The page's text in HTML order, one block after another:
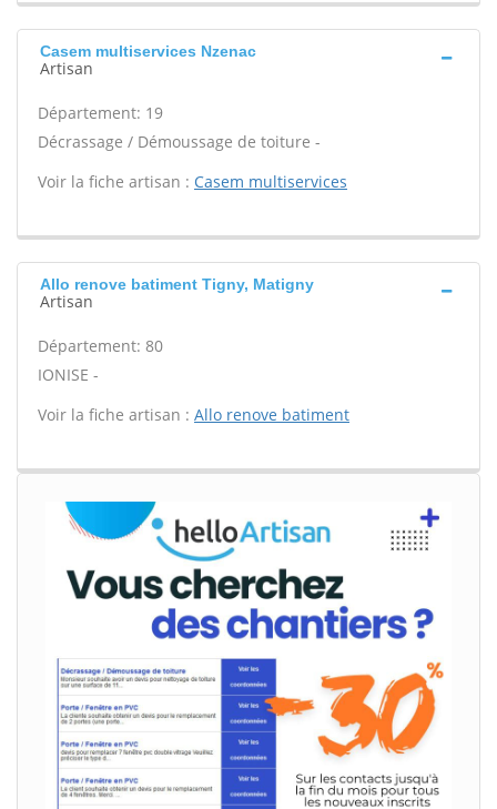
Casem multiservices Nzenac
Artisan
Département: 19
Décrassage / Démoussage de toiture -
Voir la fiche artisan : Casem multiservices
Allo renove batiment Tigny, Matigny
Artisan
Département: 80
IONISE -
Voir la fiche artisan : Allo renove batiment